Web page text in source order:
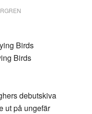
Birds
Birds
debutskiva
ut på ungefär